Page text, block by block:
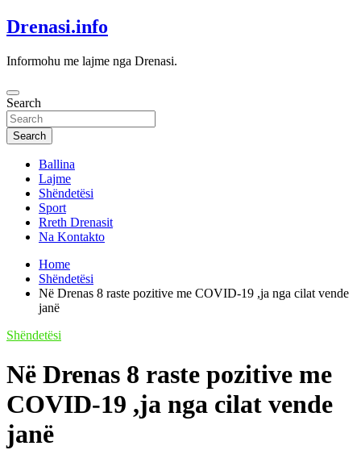
Skip
to
Drenasi.info
Informohu me lajme nga Drenasi.
Search
Search
Ballina
Lajme
Shëndetësi
Sport
Rreth Drenasit
Na Kontakto
Home
Shëndetësi
Në Drenas 8 raste pozitive me COVID-19 ,ja nga cilat vende
janë
Shëndetësi
Në Drenas 8 raste pozitive me
COVID-19 ,ja nga cilat vende
janë